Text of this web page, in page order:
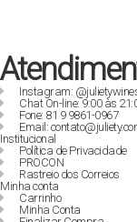
Instagram:
Chat On-line: 9:00 às
Fone: 81 9 9861-0967
Email:
Institucional
Política de Privacidade
PROCON
Rastreio dos Correios
Minha conta
Carrinho
Minha Conta